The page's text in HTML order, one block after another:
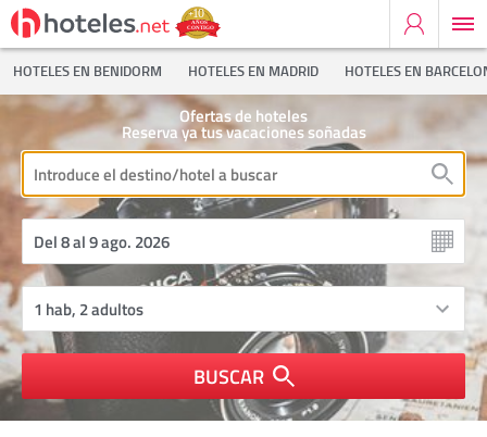
HOTELES EN BENIDORM HOTELES EN MADRID HOTELES EN
Ofertas de hoteles
Reserva ya tus vacaciones soñadas
BUSCAR